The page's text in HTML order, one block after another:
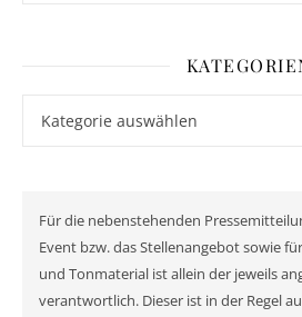
Für die nebenstehenden
Event bzw. das Stellenangebot sowie
und Tonmaterial ist allein der jeweils
verantwortlich. Dieser ist in der Regel